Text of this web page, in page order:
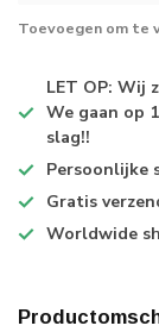
Toevoegen om te
LET OP: Wij
We gaan op
slag!!
Persoonlijke
Gratis
Worldwide